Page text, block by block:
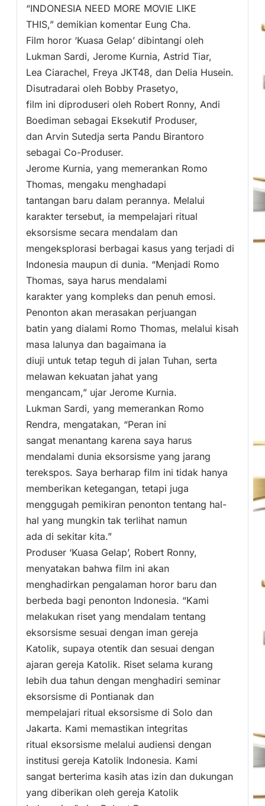
“INDONESIA NEED MORE MOVIE LIKE
THIS,” demikian komentar Eung Cha.
Film horor ‘Kuasa Gelap’ dibintangi oleh
Lukman Sardi, Jerome Kurnia, Astrid Tiar,
Lea Ciarachel, Freya JKT48, dan Delia Husein.
Disutradarai oleh Bobby Prasetyo,
film ini diproduseri oleh Robert Ronny, Andi
Boediman sebagai Eksekutif Produser,
dan Arvin Sutedja serta Pandu Birantoro
sebagai Co-Produser.
Jerome Kurnia, yang memerankan Romo
Thomas, mengaku menghadapi
tantangan baru dalam perannya. Melalui
karakter tersebut, ia mempelajari ritual
eksorsisme secara mendalam dan
mengeksplorasi berbagai kasus yang terjadi di
Indonesia maupun di dunia. “Menjadi Romo
Thomas, saya harus mendalami
karakter yang kompleks dan penuh emosi.
Penonton akan merasakan perjuangan
batin yang dialami Romo Thomas, melalui kisah
masa lalunya dan bagaimana ia
diuji untuk tetap teguh di jalan Tuhan, serta
melawan kekuatan jahat yang
mengancam,” ujar Jerome Kurnia.
Lukman Sardi, yang memerankan Romo
Rendra, mengatakan, “Peran ini
sangat menantang karena saya harus
mendalami dunia eksorsisme yang jarang
terekspos. Saya berharap film ini tidak hanya
memberikan ketegangan, tetapi juga
menggugah pemikiran penonton tentang hal-
hal yang mungkin tak terlihat namun
ada di sekitar kita.”
Produser ‘Kuasa Gelap’, Robert Ronny,
menyatakan bahwa film ini akan
menghadirkan pengalaman horor baru dan
berbeda bagi penonton Indonesia. “Kami
melakukan riset yang mendalam tentang
eksorsisme sesuai dengan iman gereja
Katolik, supaya otentik dan sesuai dengan
ajaran gereja Katolik. Riset selama kurang
lebih dua tahun dengan menghadiri seminar
eksorsisme di Pontianak dan
mempelajari ritual eksorsisme di Solo dan
Jakarta. Kami memastikan integritas
ritual eksorsisme melalui audiensi dengan
institusi gereja Katolik Indonesia. Kami
sangat berterima kasih atas izin dan dukungan
yang diberikan oleh gereja Katolik